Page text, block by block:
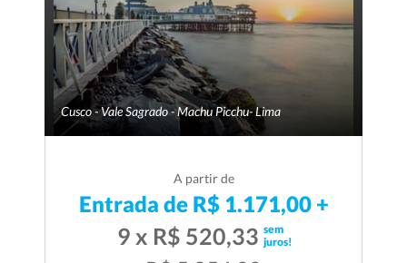
Cusco - Vale Sagrado - Machu Picchu- Lima
A partir de
Entrada de R$ 1.171,00 +
9 x R$ 520,33 sem
juros!